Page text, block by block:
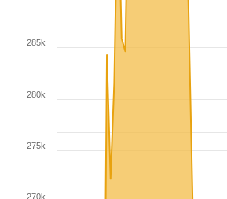
270k
280k
275k
285k